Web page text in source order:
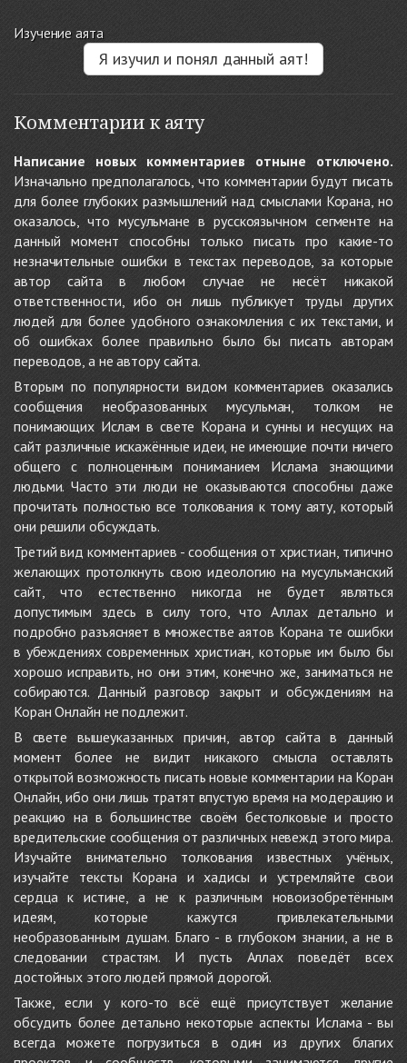
Изучение аята
Я изучил и понял данный аят!
Комментарии к аяту
Написание новых комментариев отныне отключено.
Изначально предполагалось, что комментарии будут писать
для более глубоких размышлений над смыслами Корана, но
оказалось, что мусульмане в русскоязычном сегменте на
данный момент способны только писать про какие-то
незначительные ошибки в текстах переводов, за которые
автор сайта в любом случае не несёт никакой
ответственности, ибо он лишь публикует труды других
людей для более удобного ознакомления с их текстами, и
об ошибках более правильно было бы писать авторам
переводов, а не автору сайта.
Вторым по популярности видом комментариев оказались
сообщения необразованных мусульман, толком не
понимающих Ислам в свете Корана и сунны и несущих на
сайт различные искажённые идеи, не имеющие почти ничего
общего с полноценным пониманием Ислама знающими
людьми. Часто эти люди не оказываются способны даже
прочитать полностью все толкования к тому аяту, который
они решили обсуждать.
Третий вид комментариев - сообщения от христиан, типично
желающих протолкнуть свою идеологию на мусульманский
сайт, что естественно никогда не будет являться
допустимым здесь в силу того, что Аллах детально и
подробно разъясняет в множестве аятов Корана те ошибки
в убеждениях современных христиан, которые им было бы
хорошо исправить, но они этим, конечно же, заниматься не
собираются. Данный разговор закрыт и обсуждениям на
Коран Онлайн не подлежит.
В свете вышеуказанных причин, автор сайта в данный
момент более не видит никакого смысла оставлять
открытой возможность писать новые комментарии на Коран
Онлайн, ибо они лишь тратят впустую время на модерацию и
реакцию на в большинстве своём бестолковые и просто
вредительские сообщения от различных невежд этого мира.
Изучайте внимательно толкования известных учёных,
изучайте тексты Корана и хадисы и устремляйте свои
сердца к истине, а не к различным новоизобретённым
идеям, которые кажутся привлекательными
необразованным душам. Благо - в глубоком знании, а не в
следовании страстям. И пусть Аллах поведёт всех
достойных этого людей прямой дорогой.
Также, если у кого-то всё ещё присутствует желание
обсудить более детально некоторые аспекты Ислама - вы
всегда можете погрузиться в один из других благих